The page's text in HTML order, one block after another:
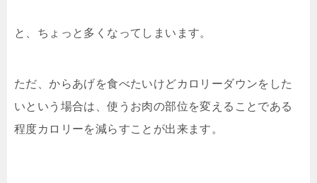
と、ちょっと多くなってしまいます。
ただ、からあげを食べたいけどカロリーダウンをした
いという場合は、使うお肉の部位を変えることである
程度カロリーを減らすことが出来ます。